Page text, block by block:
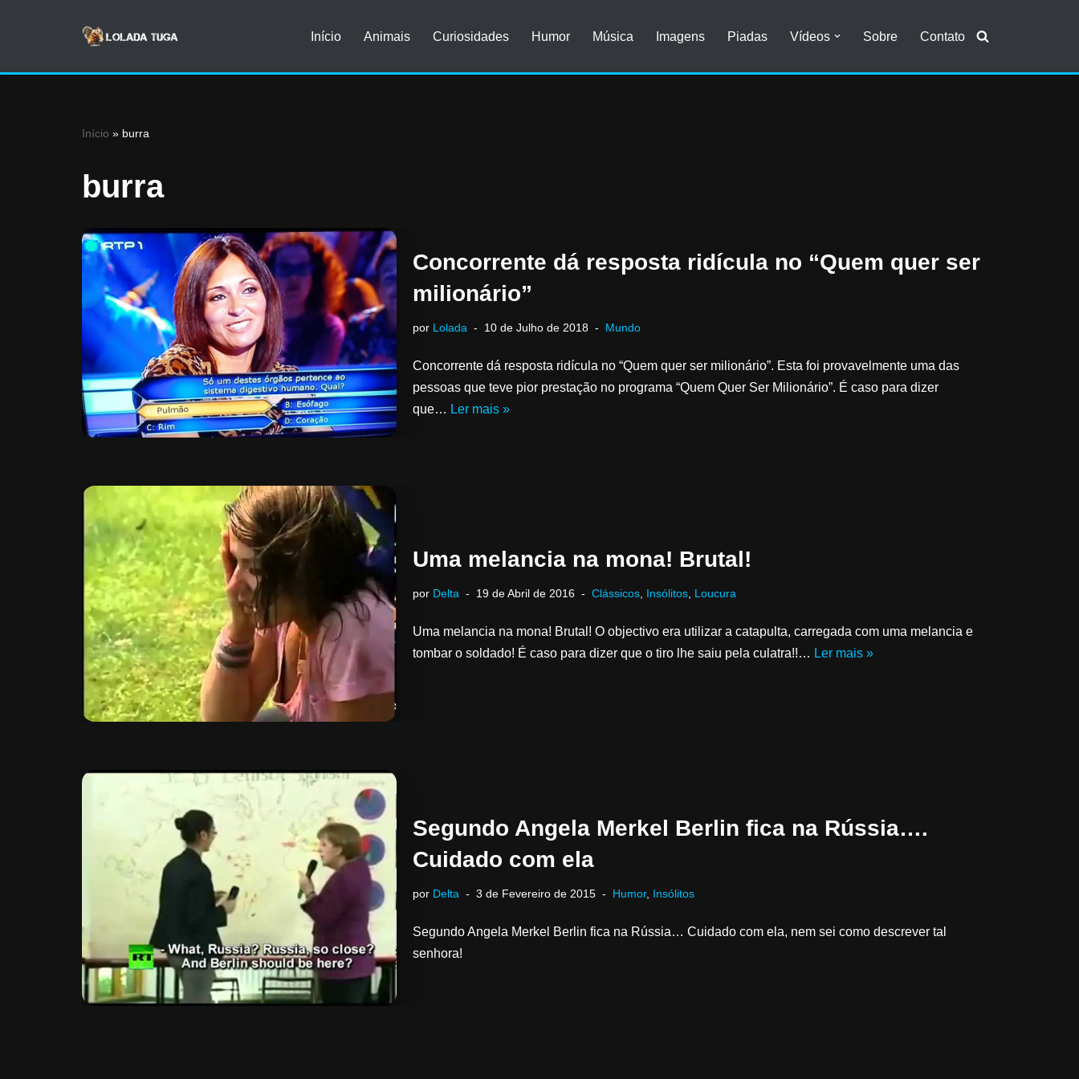
Início Animais Curiosidades Humor Música Imagens Piadas Vídeos Sobre Contato
Início » burra
burra
Concorrente dá resposta ridícula no “Quem quer ser
milionário”
por Lolada 10 de Julho de 2018 Mundo
Concorrente dá resposta ridícula no “Quem quer ser milionário”. Esta foi provavelmente uma das
pessoas que teve pior prestação no programa “Quem Quer Ser Milionário”. É caso para dizer
que… Ler mais »
Uma melancia na mona! Brutal!
por Delta 19 de Abril de 2016 Clássicos, Insólitos, Loucura
Uma melancia na mona! Brutal! O objectivo era utilizar a catapulta, carregada com uma melancia e
tombar o soldado! É caso para dizer que o tiro lhe saiu pela culatra!!… Ler mais »
Segundo Angela Merkel Berlin fica na Rússia….
Cuidado com ela
por Delta 3 de Fevereiro de 2015 Humor, Insólitos
Segundo Angela Merkel Berlin fica na Rússia… Cuidado com ela, nem sei como descrever tal
senhora!